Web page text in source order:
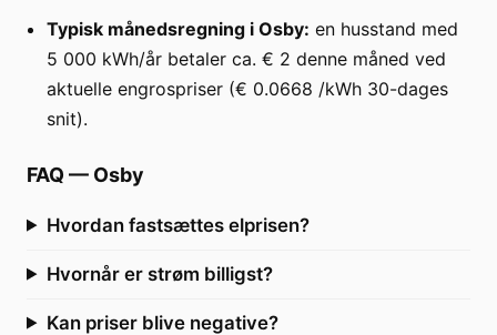
Typisk månedsregning i Osby: en husstand med
5 000 kWh/år betaler ca. € 2 denne måned ved
aktuelle engrospriser (€ 0.0668 /kWh 30-dages
snit).
FAQ — Osby
Hvordan fastsættes elprisen?
Hvornår er strøm billigst?
Kan priser blive negative?